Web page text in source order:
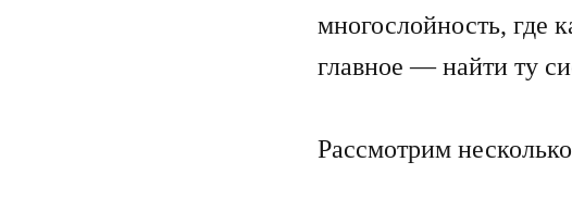
многослойность, где
главное — найти ту
Рассмотрим